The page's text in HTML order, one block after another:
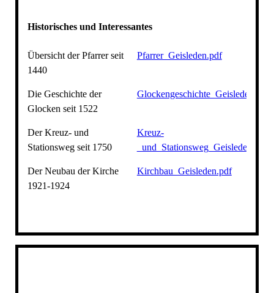
Historisches und Interessantes
Übersicht der Pfarrer seit
1440
Pfarrer_Geisleden.pdf
Die Geschichte der
Glocken seit 1522
Glockengeschichte_Geisleden.pdf
Der Kreuz- und
Stationsweg seit 1750
Kreuz-
_und_Stationsweg_Geisleden.pdf
Der Neubau der Kirche
1921-1924
Kirchbau_Geisleden.pdf